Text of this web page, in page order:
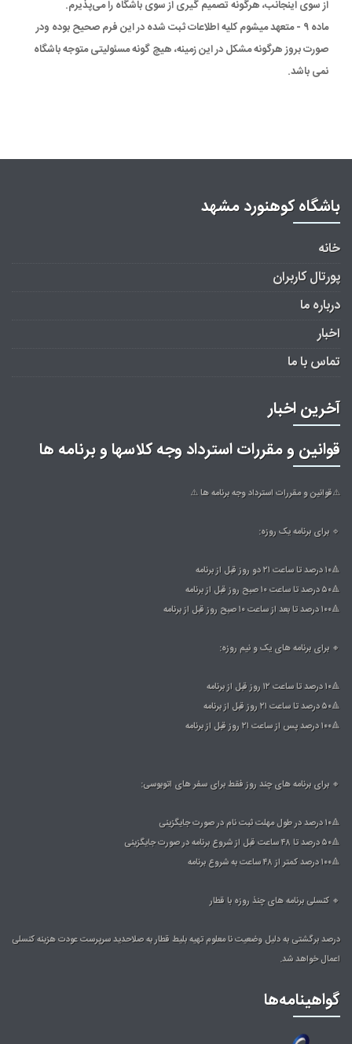
از سوی اینجانب، هرگونه تصمیم گیری از سوی باشگاه را می‌پذیرم.
ماده ۹ - متعهد میشوم کلیه اطلاعات ثبت شده در این فرم صحیح بوده ودر
صورت بروز هرگونه مشکل در این زمینه، هیچ گونه مسئولیتی متوجه باشگاه
نمی باشد.
باشگاه کوهنورد مشهد
خانه
پورتال کاربران
درباره ما
اخبار
تماس با ما
آخرین اخبار
قوانین و مقررات استرداد وجه کلاسها و برنامه ها
⚠️قوانین و مقررات استرداد وجه برنامه ها ⚠️
🔹 برای برنامه یک روزه:
🔺۱۰ درصد تا ساعت ۲۱ دو روز قبل از برنامه
🔺۵۰ درصد تا ساعت ۱۰ صبح روز قبل از برنامه
🔺۱۰۰ درصد تا بعد از ساعت ۱۰ صبح روز قبل از برنامه
🔸 برای برنامه های یک و نیم روزه:
🔺۱۰ درصد تا ساعت ۱۲ روز قبل از برنامه
🔺۵۰ درصد تا ساعت ۲۱ روز قبل از برنامه
🔺۱۰۰ درصد پس از ساعت ۲۱ روز قبل از برنامه
🔸 برای برنامه های چند روز فقط برای سفر های اتوبوسی:
🔺۱۰ درصد در طول مهلت ثبت نام در صورت جایگزینی
🔺۵۰ درصد تا ۴۸ ساعت قبل از شروع برنامه در صورت جایگزینی
🔺۱۰۰ درصد کمتر از ۴۸ ساعت به شروع برنامه
🔸 کنسلی برنامه های چنذ روزه با قطار
درصد برگشتی به دلیل وضعیت نا معلوم تهیه بلیط قطار به صلاحدید سرپرست عودت هزینه کنسلی
اعمال خواهد شد.
گواهینامه‌ها